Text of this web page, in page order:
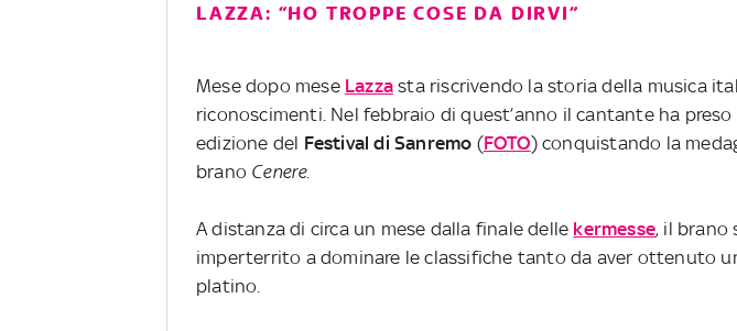
LAZZA: “HO TROPPE COSE DA DIRVI”
Mese dopo mese Lazza sta riscrivendo la storia della musica
riconoscimenti. Nel febbraio di quest’anno il cantante ha preso
edizione del Festival di Sanremo (FOTO) conquistando la
brano Cenere.
A distanza di circa un mese dalla finale delle kermesse, il brano
imperterrito a dominare le classifiche tanto da aver ottenuto
platino.